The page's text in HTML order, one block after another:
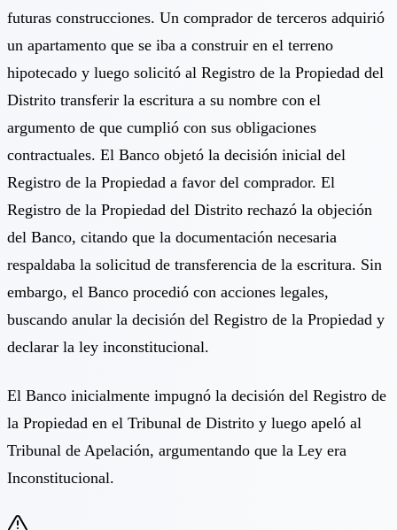
futuras construcciones. Un comprador de terceros adquirió
un apartamento que se iba a construir en el terreno
hipotecado y luego solicitó al Registro de la Propiedad del
Distrito transferir la escritura a su nombre con el
argumento de que cumplió con sus obligaciones
contractuales. El Banco objetó la decisión inicial del
Registro de la Propiedad a favor del comprador. El
Registro de la Propiedad del Distrito rechazó la objeción
del Banco, citando que la documentación necesaria
respaldaba la solicitud de transferencia de la escritura. Sin
embargo, el Banco procedió con acciones legales,
buscando anular la decisión del Registro de la Propiedad y
declarar la ley inconstitucional.
El Banco inicialmente impugnó la decisión del Registro de
la Propiedad en el Tribunal de Distrito y luego apeló al
Tribunal de Apelación, argumentando que la Ley era
Inconstitucional.